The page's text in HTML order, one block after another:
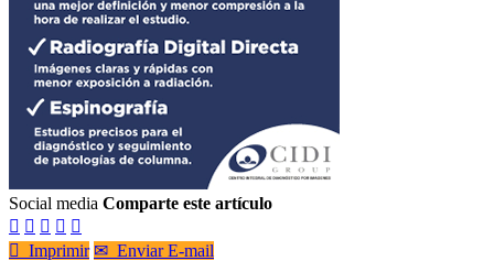
Social media Comparte este artículo
    
 Imprimir ✉ Enviar E-mail